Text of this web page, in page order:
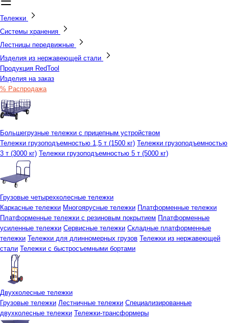
Тележки
Системы хранения
Лестницы передвижные
Изделия из нержавеющей стали
Продукция RedTool
Изделия на заказ
% Распродажа
Большегрузные тележки с прицепным устройством
Тележки грузоподъемностью 1,5 т (1500 кг) Тележки грузоподъемностью
3 т (3000 кг) Тележки грузоподъемностью 5 т (5000 кг)
Грузовые четырехколесные тележки
Каркасные тележки Многоярусные тележки Платформенные тележки
Платформенные тележки с резиновым покрытием Платформенные
усиленные тележки Сервисные тележки Складные платформенные
тележки Тележки для длинномерных грузов Тележки из нержавеющей
стали Тележки с быстросъемными бортами
Двухколесные тележки
Грузовые тележки Лестничные тележки Специализированные
двухколесные тележки Тележки-трансформеры